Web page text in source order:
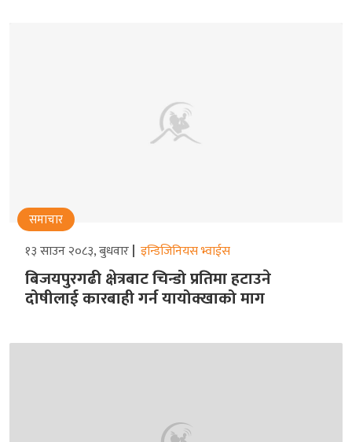
समाचार
१३ साउन २०८३, बुधवार इन्डिजिनियस भ्वाईस
बिजयपुरगढी क्षेत्रबाट चिन्डो प्रतिमा हटाउने
दोषीलाई कारबाही गर्न यायोक्खाको माग